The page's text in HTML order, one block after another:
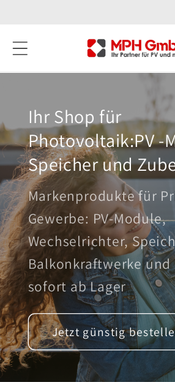
Ihr Shop für
Photovoltaik:PV -
Speicher und
Markenprodukte für
Gewerbe: PV-Module,
Wechselrichter,
Balkonkraftwerke und
sofort ab Lager
Jetzt günstig